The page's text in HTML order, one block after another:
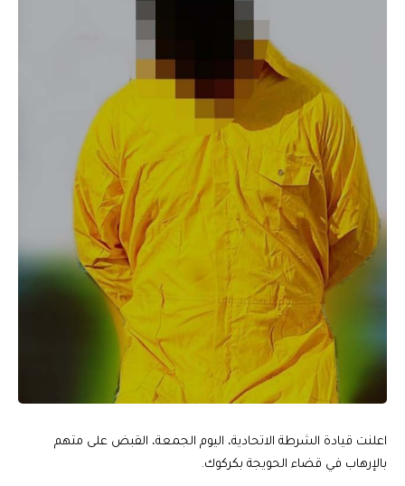
اعلنت قيادة الشرطة الاتحادية، اليوم الجمعة، القبض على متهم
بالإرهاب في قضاء الحويجة بكركوك.